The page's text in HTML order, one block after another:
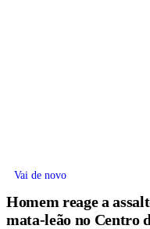
Vai de novo
Homem reage a
mata-leão no Centro